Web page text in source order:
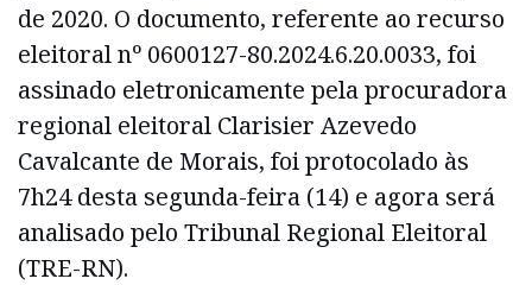
de 2020. O documento, referente ao recurso
eleitoral nº 0600127-80.2024.6.20.0033, foi
assinado eletronicamente pela procuradora
regional eleitoral Clarisier Azevedo
Cavalcante de Morais, foi protocolado às
7h24 desta segunda-feira (14) e agora será
analisado pelo Tribunal Regional Eleitoral
(TRE-RN).